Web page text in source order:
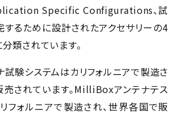
Specific Configurations、試
するために設計されたアクセサリーの4
類されています。
験システムはカリフォルニアで製造さ
売されています。MilliBoxアンテナテス
リフォルニアで製造され、世界各国で販